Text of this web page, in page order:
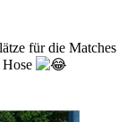
für die Matches